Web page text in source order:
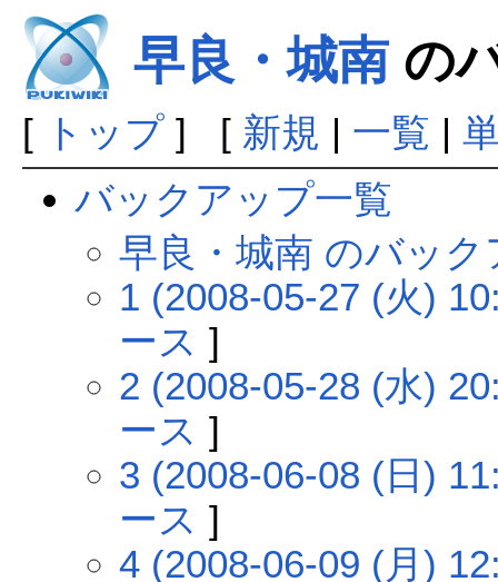
早良・城南の
[ トップ] [ 新規 | 一覧 |
バックアップ一覧
早良・城南 のバッ
1 (2008-05-27 (火)
ース ]
2 (2008-05-28 (水)
ース ]
3 (2008-06-08 (日)
ース ]
4 (2008-06-09 (月)